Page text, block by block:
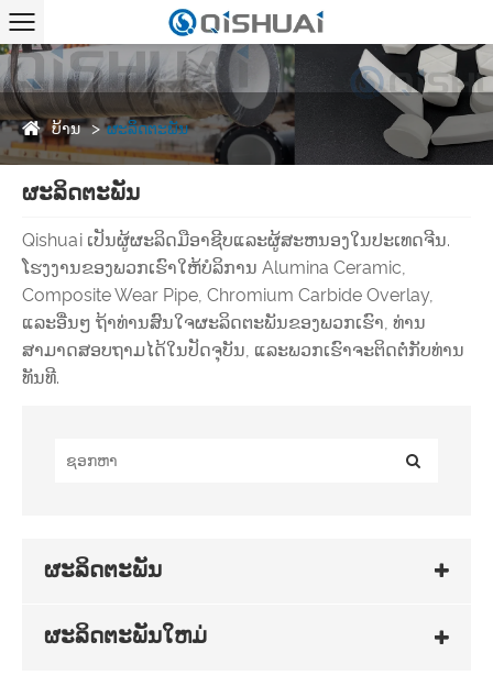
ບ້ານ ຜະລິດຕະພັນ
ຜະລິດຕະພັນ
Qishuai ເປັນຜູ້ຜະລິດມືອາຊີບແລະຜູ້ສະຫນອງໃນປະເທດຈີນ.
ໂຮງງານຂອງພວກເຮົາໃຫ້ບໍລິການ Alumina Ceramic,
Composite Wear Pipe, Chromium Carbide Overlay,
ແລະອື່ນໆ ຖ້າທ່ານສົນໃຈຜະລິດຕະພັນຂອງພວກເຮົາ, ທ່ານ
ສາມາດສອບຖາມໄດ້ໃນປັດຈຸບັນ, ແລະພວກເຮົາຈະຕິດຕໍ່ກັບທ່ານ
ທັນທີ.
ຜະລິດຕະພັນ
ຜະລິດຕະພັນໃຫມ່